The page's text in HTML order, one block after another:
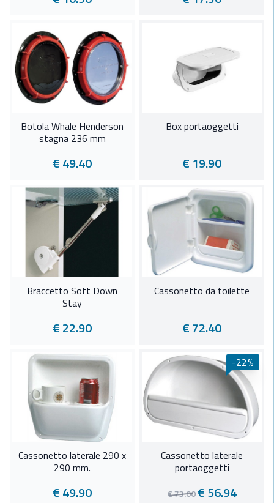
Botola Whale Henderson
stagna 236 mm
€ 49.40
Box portaoggetti
€ 19.90
Braccetto Soft Down
Stay
€ 22.90
Cassonetto da toilette
€ 72.40
Cassonetto laterale 290 x
290 mm.
€ 49.90
Cassonetto laterale
portaoggetti
€ 73.00€ 56.94
-22%